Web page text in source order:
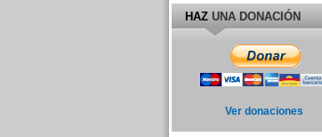
HAZUNA DONACIÓN
Ver donaciones